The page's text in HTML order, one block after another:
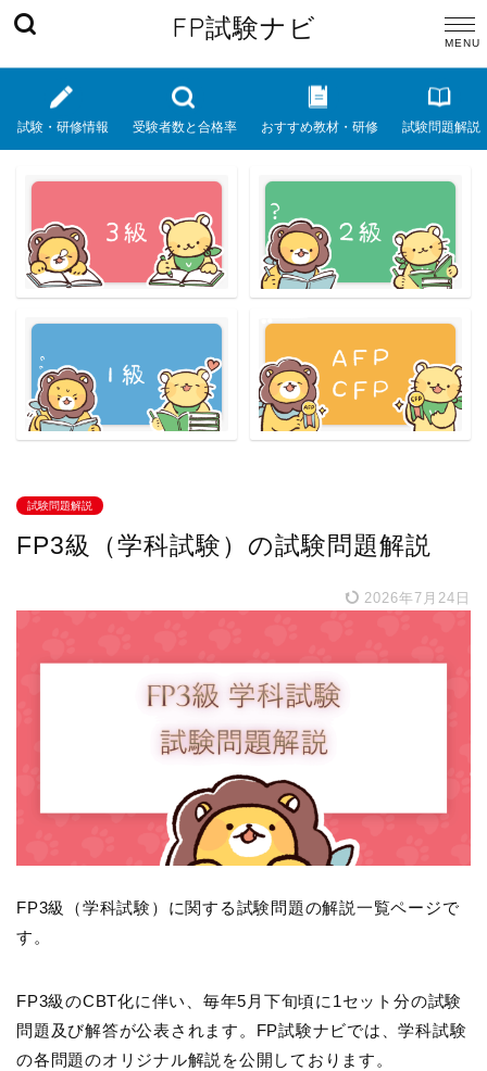
FP試験ナビ
試験・研修情報 受験者数と合格率 おすすめ教材・研修 試験問題解説
試験問題解説
FP3級（学科試験）の試験問題解説
2026年7月24日
FP3級（学科試験）に関する試験問題の解説一覧ページで
す。
FP3級のCBT化に伴い、毎年5月下旬頃に1セット分の試験
問題及び解答が公表されます。FP試験ナビでは、学科試験
の各問題のオリジナル解説を公開しております。